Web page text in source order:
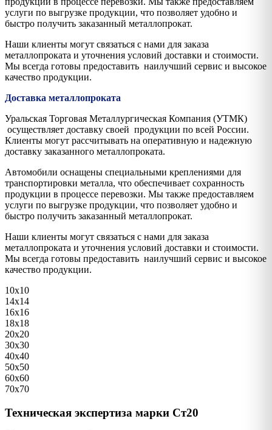
услуги по выгрузке продукции, что позволяет удобно и
быстро получить заказанный металлопрокат.
Наши клиенты могут связаться с нами для заказа
металлопроката и уточнения условий доставки и стоимости.
Мы всегда готовы предоставить наилучший сервис и высокое
качество продукции.
Доставка металлопроката
Уральская Торговая Металлургическая Компания (УТМК)
осуществляет доставку своей продукции по всей России.
Клиенты могут рассчитывать на оперативную и надежную
доставку заказанного металлопроката.
Автомобили оснащены специальными креплениями для
транспортировки металла, что обеспечивает сохранность
продукции в процессе перевозки. Мы также предоставляем
услуги по выгрузке продукции, что позволяет удобно и
быстро получить заказанный металлопрокат.
Наши клиенты могут связаться с нами для заказа
металлопроката и уточнения условий доставки и стоимости.
Мы всегда готовы предоставить наилучший сервис и высокое
качество продукции.
10х10
14х14
16х16
18х18
20х20
30х30
40х40
50х50
60х60
70х70
Техническая экспертиза марки Ст20